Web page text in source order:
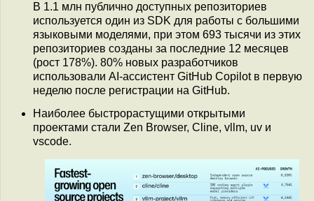
В 1.1 млн публично доступных репозиториев
используется один из SDK для работы с большими
языковыми моделями, при этом 693 тысячи из этих
репозиториев созданы за последние 12 месяцев
(рост 178%). 80% новых разработчиков
использовали AI-ассистент GitHub Copilot в первую
неделю после регистрации на GitHub.
Наиболее быстрорастущими открытыми
проектами стали Zen Browser, Cline, vllm, uv и
vscode.